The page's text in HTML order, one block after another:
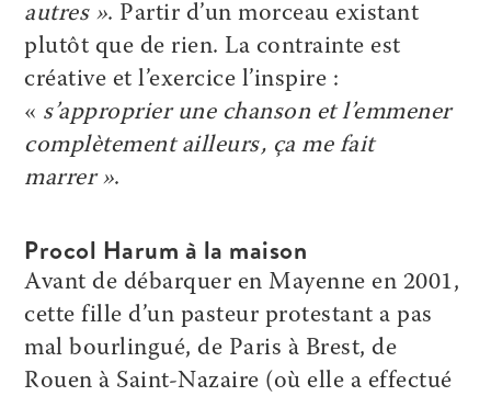
autres ». Partir d’un morceau existant
plutôt que de rien. La contrainte est
créative et l’exercice l’inspire :
« s’approprier une chanson et l’emmener
complètement ailleurs, ça me fait
marrer ».
Procol Harum à la maison
Avant de débarquer en Mayenne en 2001,
cette fille d’un pasteur protestant a pas
mal bourlingué, de Paris à Brest, de
Rouen à Saint-Nazaire (où elle a effectué